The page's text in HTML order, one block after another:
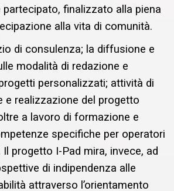
finalizzato alla piena
alla vita di comunità.
di consulenza; la diffusione e
modalità di redazione e
personalizzati; attività di
e realizzazione del progetto
a lavoro di formazione e
specifiche per operatori
progetto I-Pad mira, invece, ad
di indipendenza alle
attraverso l’orientamento